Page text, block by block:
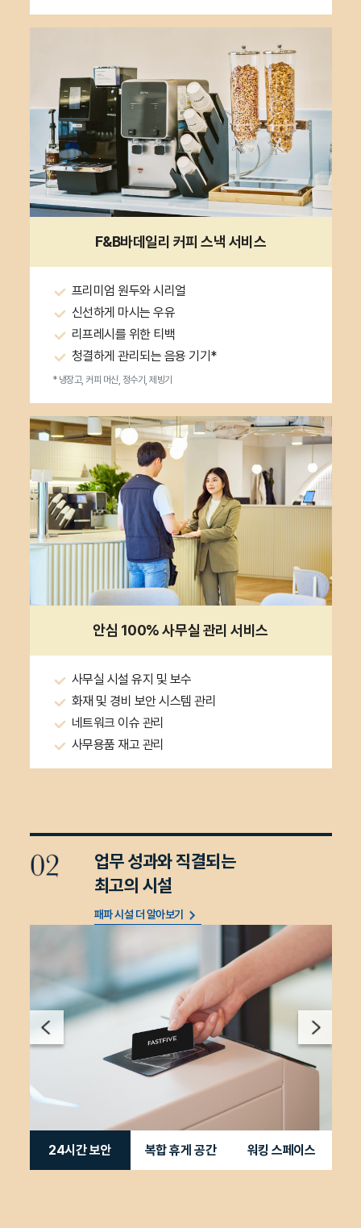
F&B바데일리 커피 스낵 서비스
프리미엄 원두와 시리얼
신선하게 마시는 우유
리프레시를 위한 티백
청결하게 관리되는 음용 기기*
* 냉장고, 커피 머신, 정수기, 제빙기
안심 100%사무실 관리 서비스
사무실 시설 유지 및 보수
화재 및 경비 보안 시스템 관리
네트워크 이슈 관리
사무용품 재고 관리
업무 성과와 직결되는
최고의 시설
패파 시설 더 알아보기
24시간 보안 복합 휴게 공간 워킹 스페이스